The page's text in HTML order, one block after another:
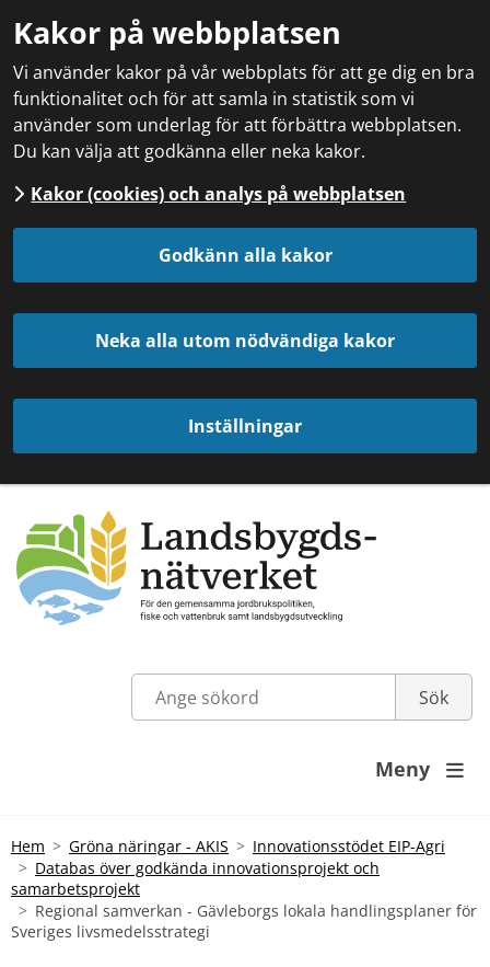
Kakor på webbplatsen
Vi använder kakor på vår webbplats för att ge dig en bra
funktionalitet och för att samla in statistik som vi
använder som underlag för att förbättra webbplatsen.
Du kan välja att godkänna eller neka kakor.
Kakor (cookies) och analys på webbplatsen
Godkänn alla kakor
Neka alla utom nödvändiga kakor
Inställningar
Meny 
Hem Gröna näringar - AKIS
Innovationsstödet EIP-Agri
Databas över godkända innovationsprojekt och
samarbetsprojekt
Regional samverkan - Gävleborgs lokala handlingsplaner för
Sveriges livsmedelsstrategi